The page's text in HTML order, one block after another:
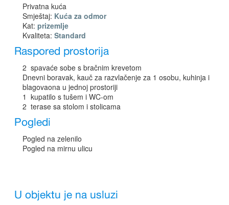
Privatna kuća
Smještaj: Kuća za odmor
Kat: prizemlje
Kvaliteta: Standard
Raspored prostorija
2 spavaće sobe s bračnim krevetom
Dnevni boravak, kauč za razvlačenje za 1 osobu, kuhinja i
blagovaona u jednoj prostoriji
1 kupatilo s tušem i WC-om
2 terase sa stolom i stolicama
Pogledi
Pogled na zelenilo
Pogled na mirnu ulicu
U objektu je na usluzi